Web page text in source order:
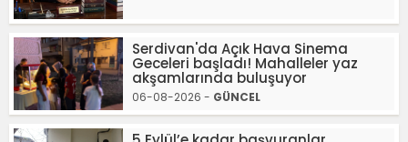
Serdivan'da Açık Hava Sinema
Geceleri başladı! Mahalleler yaz
akşamlarında buluşuyor
06-08-2026 - GÜNCEL